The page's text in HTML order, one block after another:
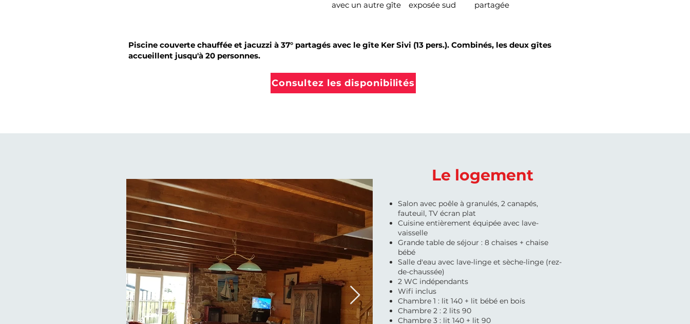
avec un autre gîte
exposée sud
partagée
Piscine couverte chauffée et jacuzzi à 37° partagés avec le gîte Ker Sivi (13 pers.). Combinés, les deux gîtes
accueillent jusqu'à 20 personnes.
Consultez les disponibilités
Le logement
Salon avec poêle à granulés, 2 canapés,
fauteuil, TV écran plat
Cuisine entièrement équipée avec lave-
vaisselle
Grande table de séjour : 8 chaises + chaise
bébé
Salle d'eau avec lave-linge et sèche-linge (rez-
de-chaussée)
2 WC indépendants
Wifi inclus
Chambre 1 : lit 140 + lit bébé en bois
Chambre 2 : 2 lits 90
Chambre 3 : lit 140 + lit 90